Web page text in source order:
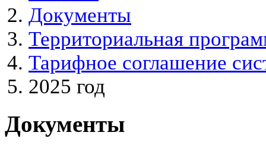
Документы
Территориальная
Тарифное соглашение
2025 год
Документы